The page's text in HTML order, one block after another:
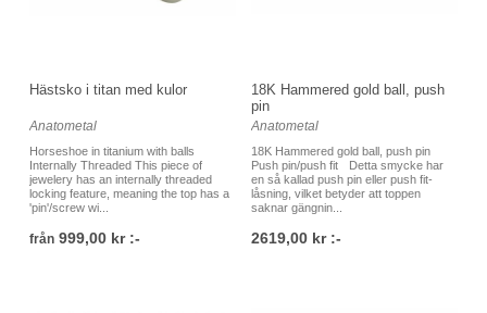
Hästsko i titan med kulor
Anatometal
Horseshoe in titanium with balls
Internally Threaded This piece of
jewelery has an internally threaded
locking feature, meaning the top has a
'pin'/screw wi...
från 999,00 kr :-
18K Hammered gold ball, push
pin
Anatometal
18K Hammered gold ball, push pin
Push pin/push fit Detta smycke har
en så kallad push pin eller push fit-
låsning, vilket betyder att toppen
saknar gängnin...
2619,00 kr :-